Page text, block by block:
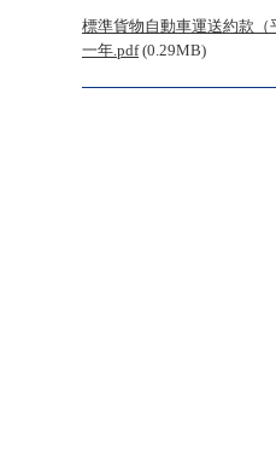
標準貨物自動車運送約款
一年.pdf (0.29MB)